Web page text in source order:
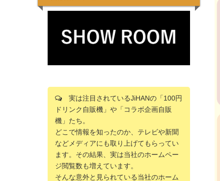
実は注目されているJiHANの「100円
ドリンク自販機」や「コラボ企画自販
機」たち。
どこで情報を知ったのか、テレビや新聞
などメディアにも取り上げてもらってい
ます。その結果、実は当社のホームペー
ジ閲覧数も増えています。
そんな意外と見られている当社のホーム